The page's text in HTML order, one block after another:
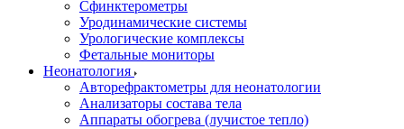
Сфинктерометры
Уродинамические системы
Урологические комплексы
Фетальные мониторы
Неонатология
Авторефрактометры для неонатологии
Анализаторы состава тела
Аппараты обогрева (лучистое тепло)